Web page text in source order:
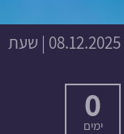
08.12.2025 | שעת
0
ימים